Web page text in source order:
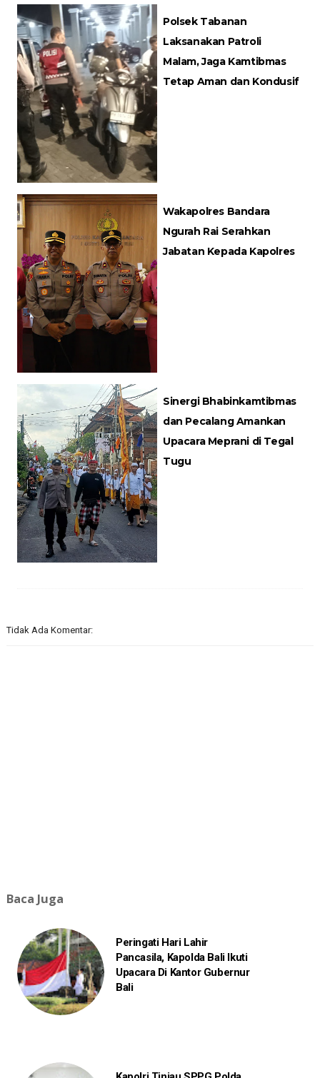
Polsek Tabanan
Laksanakan Patroli
Malam, Jaga Kamtibmas
Tetap Aman dan Kondusif
Wakapolres Bandara
Ngurah Rai Serahkan
Jabatan Kepada Kapolres
Sinergi Bhabinkamtibmas
dan Pecalang Amankan
Upacara Meprani di Tegal
Tugu
Tidak Ada Komentar:
Baca Juga
Peringati Hari Lahir
Pancasila, Kapolda Bali Ikuti
Upacara Di Kantor Gubernur
Bali